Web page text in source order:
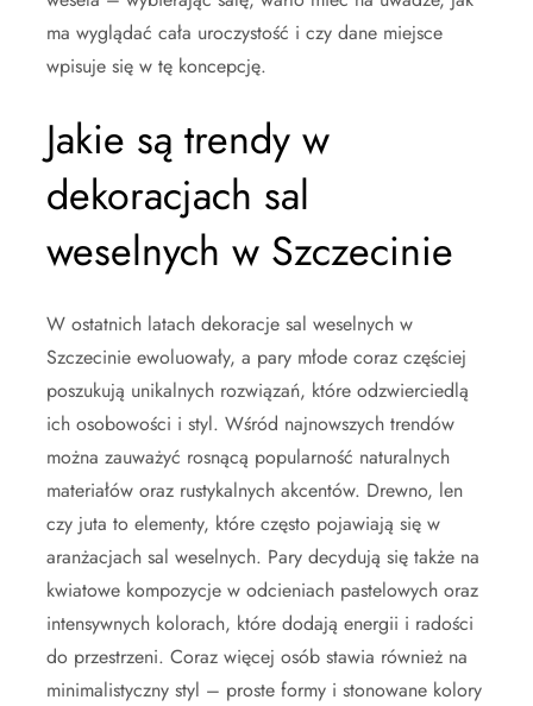
ma wyglądać cała uroczystość i czy dane miejsce
wpisuje się w tę koncepcję.
Jakie są trendy w
dekoracjach sal
weselnych w Szczecinie
W ostatnich latach dekoracje sal weselnych w
Szczecinie ewoluowały, a pary młode coraz częściej
poszukują unikalnych rozwiązań, które odzwierciedlą
ich osobowości i styl. Wśród najnowszych trendów
można zauważyć rosnącą popularność naturalnych
materiałów oraz rustykalnych akcentów. Drewno, len
czy juta to elementy, które często pojawiają się w
aranżacjach sal weselnych. Pary decydują się także na
kwiatowe kompozycje w odcieniach pastelowych oraz
intensywnych kolorach, które dodają energii i radości
do przestrzeni. Coraz więcej osób stawia również na
minimalistyczny styl – proste formy i stonowane kolory